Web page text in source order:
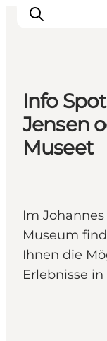
Erlebnisse
Natur
Städte und
Info
Jensen
Museet
Im
Museum
Ihnen die
Erlebnisse